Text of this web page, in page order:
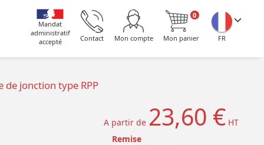
FR
0
Mon panier
Mon compte
Contact
Mandat
administratif
accepté
de jonction type RPP
A partir de 23,60 € HT
Remise